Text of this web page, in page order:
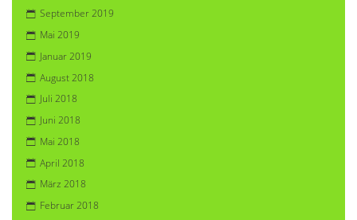
September 2019
Mai 2019
Januar 2019
August 2018
Juli 2018
Juni 2018
Mai 2018
April 2018
März 2018
Februar 2018